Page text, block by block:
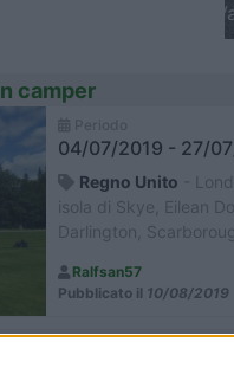
camper
04/07/2019 - 27/
Regno Unito -
isola di Skye, Eilean
Darlington,
Ralfsan57
Pubblicato il 10/08/2019